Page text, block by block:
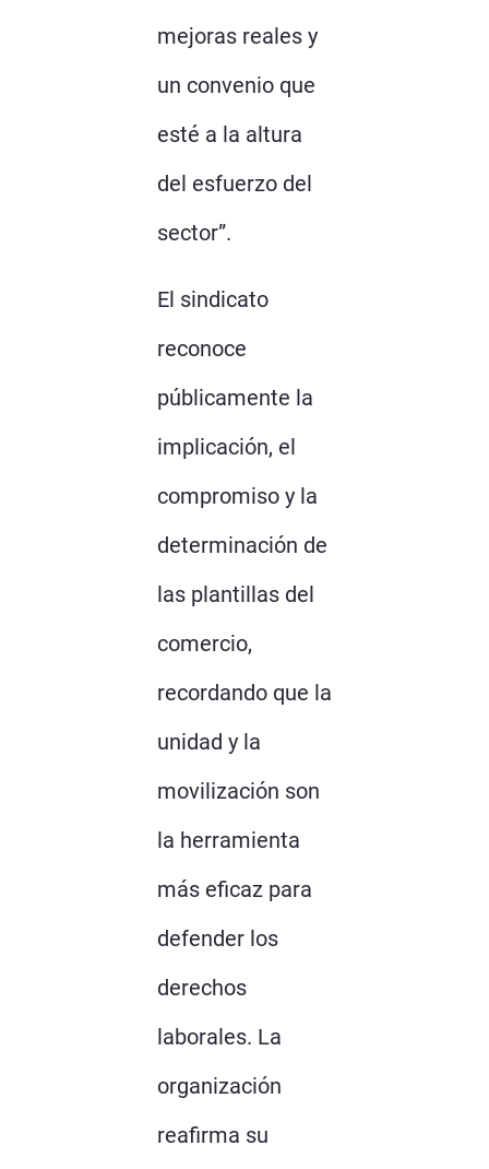
mejoras reales y
un convenio que
esté a la altura
del esfuerzo del
sector”.
El sindicato
reconoce
públicamente la
implicación, el
compromiso y la
determinación de
las plantillas del
comercio,
recordando que la
unidad y la
movilización son
la herramienta
más eficaz para
defender los
derechos
laborales. La
organización
reafirma su